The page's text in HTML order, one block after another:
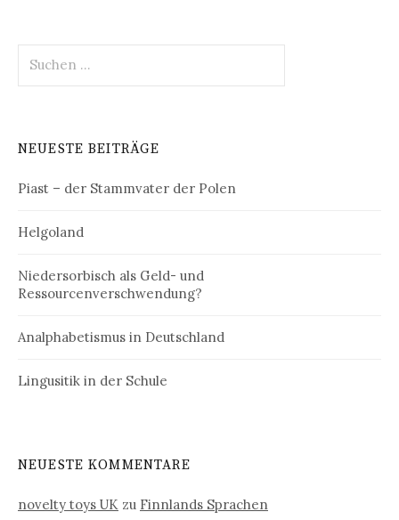
nach:
NEUESTE BEITRÄGE
Piast – der Stammvater der Polen
Helgoland
Niedersorbisch als Geld- und
Ressourcenverschwendung?
Analphabetismus in Deutschland
Lingusitik in der Schule
NEUESTE KOMMENTARE
novelty toys UK zu Finnlands Sprachen